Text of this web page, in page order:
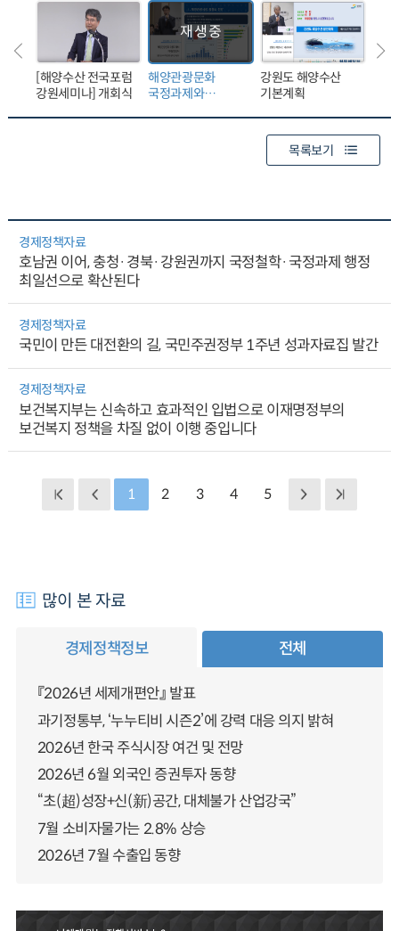
[해양수산 전국포럼
강원세미나] 개회식
해양관광문화
국정과제와
강원도 해양수산
기본계획
목록보기
경제정책자료
호남권 이어, 충청·경북·강원권까지 국정철학·국정과제 행정
최일선으로 확산된다
경제정책자료
국민이 만든 대전환의 길, 국민주권정부 1주년 성과자료집 발간
경제정책자료
보건복지부는 신속하고 효과적인 입법으로 이재명정부의
보건복지 정책을 차질 없이 이행 중입니다
1 2 3 4 5
많이 본 자료
경제정책정보 전체
『2026년 세제개편안』 발표
과기정통부, ‘누누티비 시즌2’에 강력 대응 의지 밝혀
2026년 한국 주식시장 여건 및 전망
2026년 6월 외국인 증권투자 동향
“초(超)성장+신(新)공간, 대체불가 산업강국”
7월 소비자물가는 2.8% 상승
2026년 7월 수출입 동향